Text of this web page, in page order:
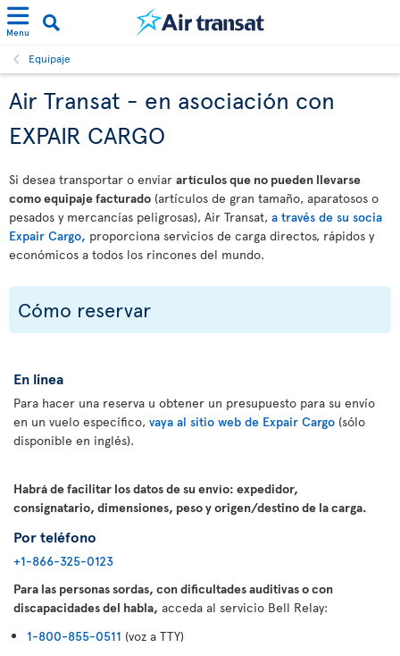
Menu
Equipaje
Air Transat - en asociación con
EXPAIR CARGO
Si desea transportar o enviar artículos que no pueden llevarse
como equipaje facturado (artículos de gran tamaño, aparatosos o
pesados y mercancías peligrosas), Air Transat, a través de su socia
Expair Cargo, proporciona servicios de carga directos, rápidos y
económicos a todos los rincones del mundo.
Cómo reservar
En línea
Para hacer una reserva u obtener un presupuesto para su envío
en un vuelo específico, vaya al sitio web de Expair Cargo (sólo
disponible en inglés).
Habrá de facilitar los datos de su envío: expedidor,
consignatario, dimensiones, peso y origen/destino de la carga.
Por teléfono
+1-866-325-0123
Para las personas sordas, con dificultades auditivas o con
discapacidades del habla, acceda al servicio Bell Relay:
1-800-855-0511 (voz a TTY)